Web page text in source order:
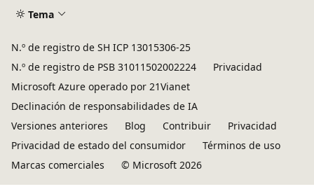
Tema
N.º de registro de SH ICP 13015306-25
N.º de registro de PSB 31011502002224
Privacidad
Microsoft Azure operado por 21Vianet
Declinación de responsabilidades de IA
Versiones anteriores
Blog Contribuir
Privacidad
Privacidad de estado del consumidor
Términos de uso
Marcas comerciales
© Microsoft 2026